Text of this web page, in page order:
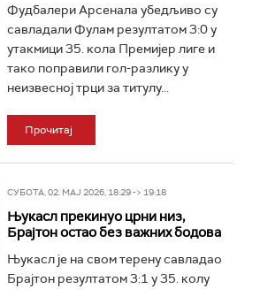
Фудбалери Арсенала убедљиво су
савладали Фулам резултатом 3:0 у
утакмици 35. кола Премијер лиге и
тако поправили гол-разлику у
неизвесној трци за титулу...
Прочитај
СУБОТА, 02. МАЈ 2026, 18:29 -> 19:18
Њукасл прекинуо црни низ,
Брајтон остао без важних бодова
Њукасл је на свом терену савладао
Брајтон резултатом 3:1 у 35. колу